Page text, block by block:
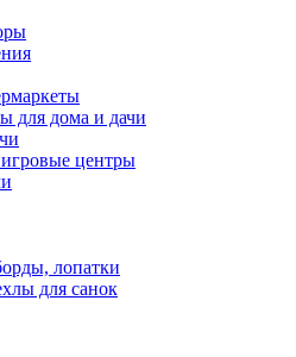
для дома и дачи
центры
лопатки
для санок